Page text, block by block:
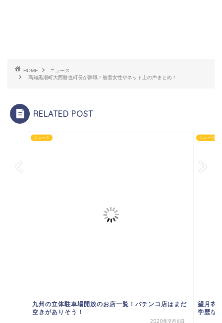
HOME
ニュース
高知黒潮町大西勝也町長が辞職！被害女性やネット上の声まとめ！
RELATED POST
ニュース
九州の立体駐車場開放のお店一覧！パチンコ店はまだ
空きがありそう！
2020年9月6日
ニュース
望月衣
学歴な